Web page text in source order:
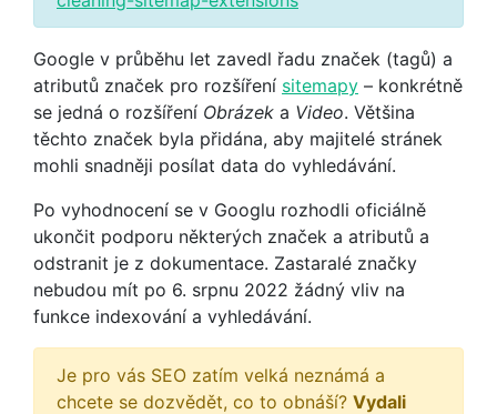
Google v průběhu let zavedl řadu značek (tagů) a
atributů značek pro rozšíření sitemapy – konkrétně
se jedná o rozšíření Obrázek a Video. Většina
těchto značek byla přidána, aby majitelé stránek
mohli snadněji posílat data do vyhledávání.
Po vyhodnocení se v Googlu rozhodli oficiálně
ukončit podporu některých značek a atributů a
odstranit je z dokumentace. Zastaralé značky
nebudou mít po 6. srpnu 2022 žádný vliv na
funkce indexování a vyhledávání.
Je pro vás SEO zatím velká neznámá a
chcete se dozvědět, co to obnáší? Vydali